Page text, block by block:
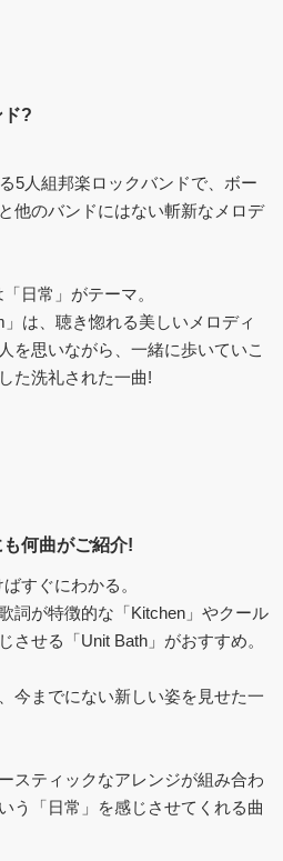
ド?
5人組邦楽ロックバンドで、ボー
他のバンドにはない斬新なメロデ
日常」がテーマ。
は、聴き惚れる美しいメロディ
を思いながら、一緒に歩いていこ
た洗礼された一曲!
何曲がご紹介!
すぐにわかる。
詞が特徴的な「Kitchen」やクール
させる「Unit Bath」がおすすめ。
今までにない新しい姿を見せた一
スティックなアレンジが組み合わ
う「日常」を感じさせてくれる曲